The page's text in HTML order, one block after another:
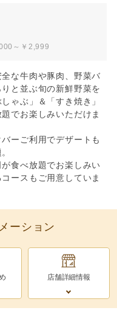
～￥2,999
な牛肉や豚肉、野菜バ
と並ぶ旬の新鮮野菜を
しゃぶ」＆「すき焼き」
でお楽しみいただけま
バーご利用でデザートも
食べ放題でお楽しみい
ースもご用意していま
ーション
店舗詳細情報